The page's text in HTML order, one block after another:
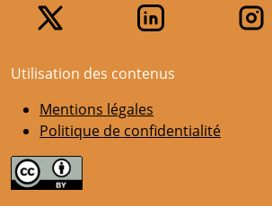
Utilisation des contenus
Mentions légales
Politique de confidentialité